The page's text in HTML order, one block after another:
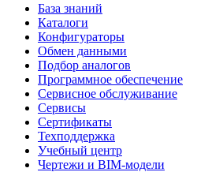
База знаний
Каталоги
Конфигураторы
Обмен данными
Подбор аналогов
Программное обеспечение
Сервисное обслуживание
Сервисы
Сертификаты
Техподдержка
Учебный центр
Чертежи и BIM-модели